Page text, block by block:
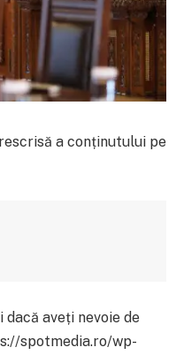
a conținutului pe
aveți nevoie de
spotmedia.ro/wp-